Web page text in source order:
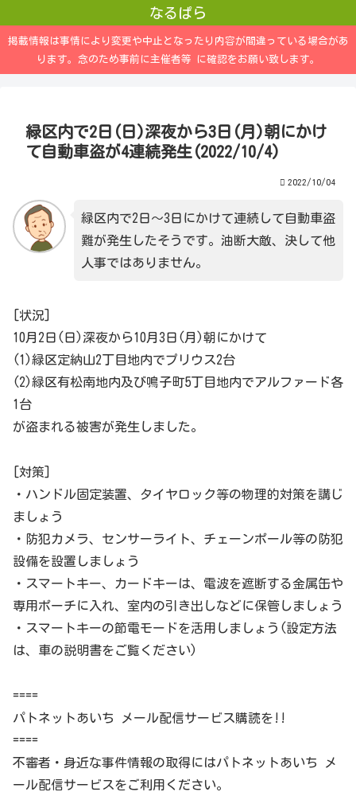
なるぱら
掲載情報は事情により変更や中止となったり内容が間違っている場合があ
ります。念のため事前に主催者等 に確認をお願い致します。
緑区内で2日(日)深夜から3日(月)朝にかけ
て自動車盗が4連続発生(2022/10/4)
2022/10/04
緑区内で2日～3日にかけて連続して自動車盗
難が発生したそうです。油断大敵、決して他
人事ではありません。
[状況]
10月2日(日)深夜から10月3日(月)朝にかけて
(1)緑区定納山2丁目地内でプリウス2台
(2)緑区有松南地内及び鳴子町5丁目地内でアルファード各
1台
が盗まれる被害が発生しました。
[対策]
・ハンドル固定装置、タイヤロック等の物理的対策を講じ
ましょう
・防犯カメラ、センサーライト、チェーンポール等の防犯
設備を設置しましょう
・スマートキー、カードキーは、電波を遮断する金属缶や
専用ポーチに入れ、室内の引き出しなどに保管しましょう
・スマートキーの節電モードを活用しましょう(設定方法
は、車の説明書をご覧ください)
====
パトネットあいち メール配信サービス購読を!!
====
不審者・身近な事件情報の取得にはパトネットあいち メ
ール配信サービスをご利用ください。